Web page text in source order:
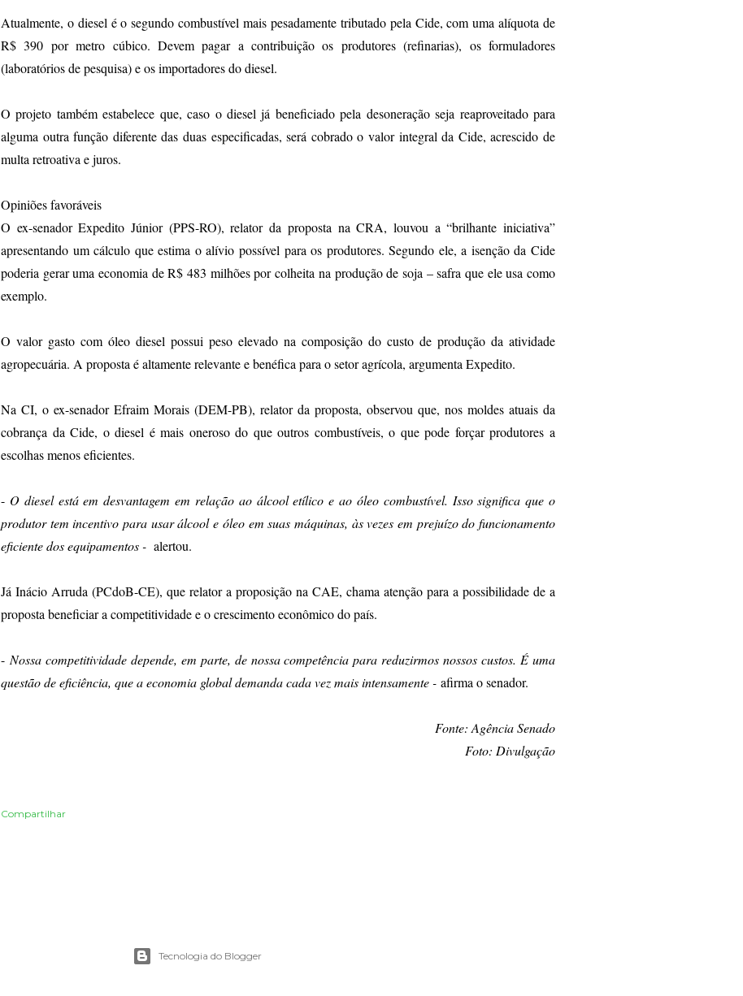
Atualmente, o diesel é o segundo combustível mais pesadamente tributado pela Cide, com uma alíquota de
R$ 390 por metro cúbico. Devem pagar a contribuição os produtores (refinarias), os formuladores
(laboratórios de pesquisa) e os importadores do diesel.
O projeto também estabelece que, caso o diesel já beneficiado pela desoneração seja reaproveitado para
alguma outra função diferente das duas especificadas, será cobrado o valor integral da Cide, acrescido de
multa retroativa e juros.
Opiniões favoráveis
O ex-senador Expedito Júnior (PPS-RO), relator da proposta na CRA, louvou a “brilhante iniciativa”
apresentando um cálculo que estima o alívio possível para os produtores. Segundo ele, a isenção da Cide
poderia gerar uma economia de R$ 483 milhões por colheita na produção de soja – safra que ele usa como
exemplo.
O valor gasto com óleo diesel possui peso elevado na composição do custo de produção da atividade
agropecuária. A proposta é altamente relevante e benéfica para o setor agrícola, argumenta Expedito.
Na CI, o ex-senador Efraim Morais (DEM-PB), relator da proposta, observou que, nos moldes atuais da
cobrança da Cide, o diesel é mais oneroso do que outros combustíveis, o que pode forçar produtores a
escolhas menos eficientes.
- O diesel está em desvantagem em relação ao álcool etílico e ao óleo combustível. Isso significa que o
produtor tem incentivo para usar álcool e óleo em suas máquinas, às vezes em prejuízo do funcionamento
eficiente dos equipamentos - alertou.
Já Inácio Arruda (PCdoB-CE), que relator a proposição na CAE, chama atenção para a possibilidade de a
proposta beneficiar a competitividade e o crescimento econômico do país.
- Nossa competitividade depende, em parte, de nossa competência para reduzirmos nossos custos. É uma
questão de eficiência, que a economia global demanda cada vez mais intensamente - afirma o senador.
Fonte: Agência Senado
Foto: Divulgação
Compartilhar
Tecnologia do Blogger